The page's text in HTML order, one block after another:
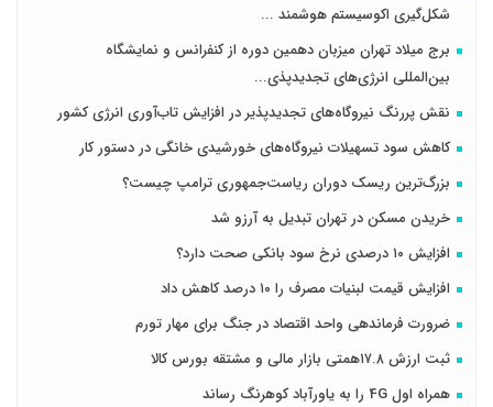
شکل‌گیری اکوسیستم هوشمند ...
برج میلاد تهران میزبان دهمین دوره از کنفرانس و نمایشگاه
بین‌المللی انرژی‌های تجدیدپذی...
نقش پررنگ نیروگاه‌های تجدیدپذیر در افزایش تاب‌آوری انرژی کشور
کاهش سود تسهیلات نیروگاه‌های خورشیدی خانگی در دستور کار
بزرگ‌ترین ریسک دوران ریاست‌جمهوری ترامپ چیست؟
خریدن مسکن در تهران تبدیل به آرزو شد
افزایش ۱۰ درصدی نرخ سود بانکی صحت دارد؟
افزایش قیمت لبنیات مصرف را ۱۰ درصد کاهش داد
ضرورت فرماندهی واحد اقتصاد در جنگ برای مهار تورم
ثبت ارزش ۱۷.۸همتی بازار مالی و مشتقه بورس کالا
همراه اول 4G را به یاورآباد کوهرنگ رساند